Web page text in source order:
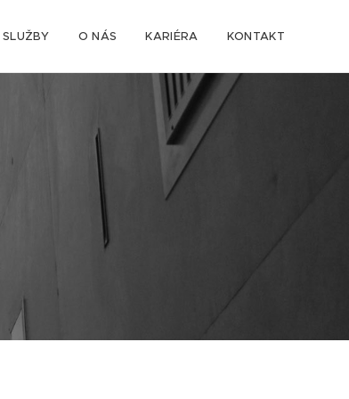
SLUŽBY O NÁS KARIÉRA KONTAKT